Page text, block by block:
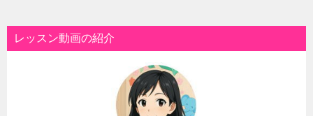
レッスン動画の紹介